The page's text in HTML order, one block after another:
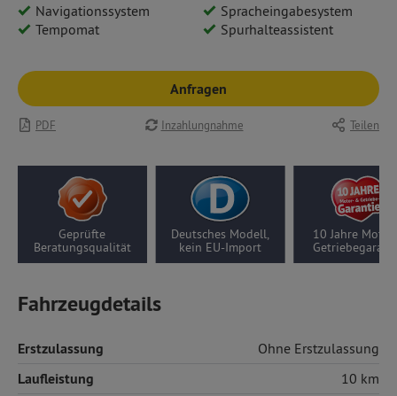
Navigationssystem
Spracheingabesystem
Tempomat
Spurhalteassistent
Anfragen
PDF Inzahlungnahme Teilen
Deutsches Modell,
kein EU-Import
10 Jahre Motor-/
Getriebegarantie
5
Fahrzeugdetails
Erstzulassung Ohne Erstzulassung
Laufleistung 10 km